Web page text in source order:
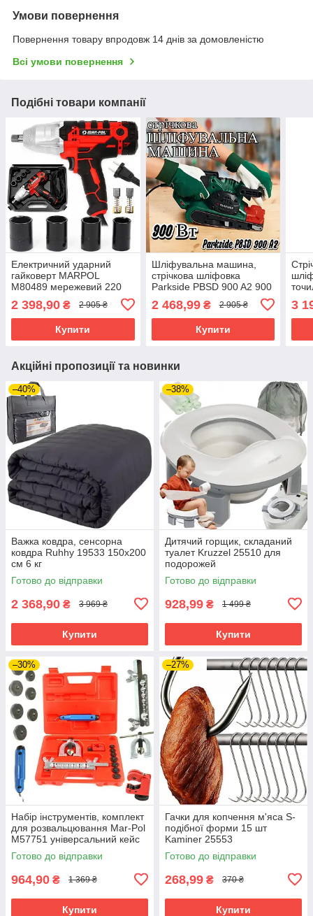
Умови повернення
Повернення товару впродовж 14 днів за домовленістю
Всі умови повернення
Подібні товари компанії
Електричний ударний
гайковерт MARPOL
M80489 мережевий 220
ударні – 17. 19. 21. 22
2 398,90 ₴ 2 905 ₴
Купити
Шліфувальна машина,
стрічкова шліфовка
Parkside PBSD 900 A2 900
2 468,99₴ 2 905 ₴
Купити
3
Акційні пропозиції та новинки
–40%
Важка ковдра, сенсорна
ковдра Ruhhy 19533 150х200
см 6 кг
Готово до відправки
2 368,90 ₴ 3 969 ₴
Купити
–38%
Дитячий горщик, складаний
туалет Kruzzel 25510 для
подорожей
Готово до відправки
928,99 ₴ 1 499 ₴
Купити
–30%
Набір інструментів, комплект
для розвальцювання Mar-Pol
M57751 універсальний кейс
Готово до відправки
964,90 ₴ 1 369 ₴
Купити
–27%
Гачки для копчення м'яса S-
подібної форми 15 шт
Kaminer 25553
Готово до відправки
268,99 ₴ 370 ₴
Купити